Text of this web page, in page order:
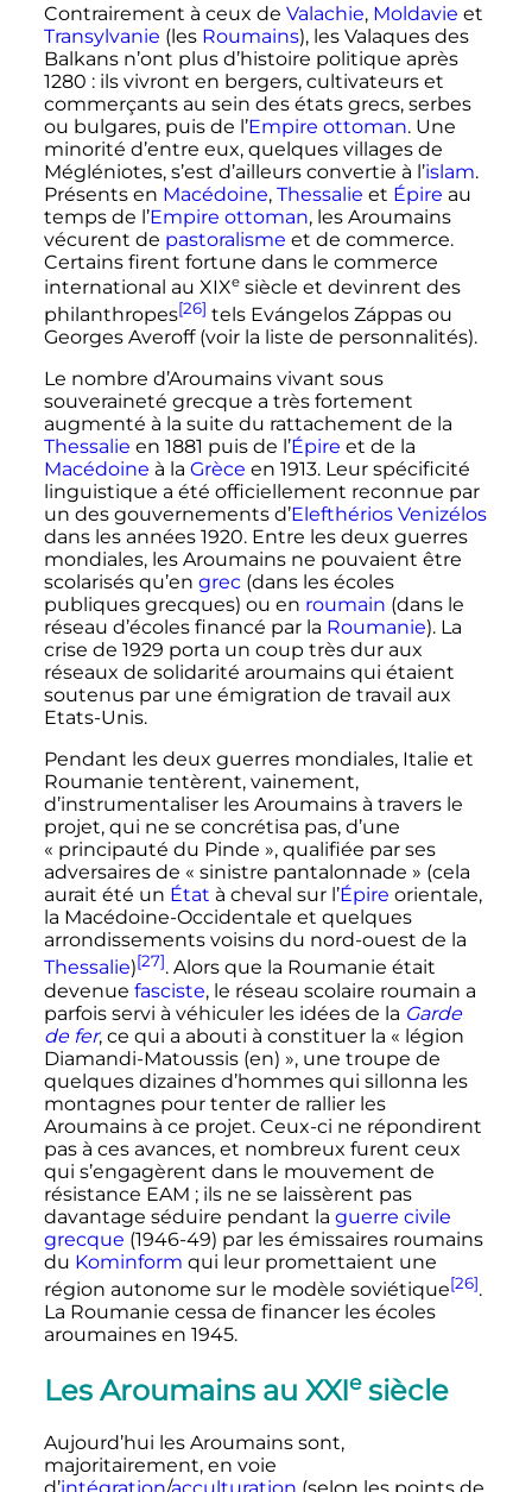
Contrairement à ceux de Valachie, Moldavie et
Transylvanie (les Roumains), les Valaques des
Balkans n’ont plus d’histoire politique après
1280 : ils vivront en bergers, cultivateurs et
commerçants au sein des états grecs, serbes
ou bulgares, puis de l’Empire ottoman. Une
minorité d’entre eux, quelques villages de
Mégléniotes, s’est d’ailleurs convertie à l’islam.
Présents en Macédoine, Thessalie et Épire au
temps de l’Empire ottoman, les Aroumains
vécurent de pastoralisme et de commerce.
Certains firent fortune dans le commerce
international au XIXe siècle et devinrent des
philanthropes[26] tels Evángelos Záppas ou
Georges Averoff (voir la liste de personnalités).
Le nombre d’Aroumains vivant sous
souveraineté grecque a très fortement
augmenté à la suite du rattachement de la
Thessalie en 1881 puis de l’Épire et de la
Macédoine à la Grèce en 1913. Leur spécificité
linguistique a été officiellement reconnue par
un des gouvernements d’Elefthérios Venizélos
dans les années 1920. Entre les deux guerres
mondiales, les Aroumains ne pouvaient être
scolarisés qu’en grec(dans les écoles
publiques grecques) ou en roumain (dans le
réseau d’écoles financé par la Roumanie). La
crise de 1929 porta un coup très dur aux
réseaux de solidarité aroumains qui étaient
soutenus par une émigration de travail aux
Etats-Unis.
Pendant les deux guerres mondiales, Italie et
Roumanie tentèrent, vainement,
d’instrumentaliser les Aroumains à travers le
projet, qui ne se concrétisa pas, d’une
« principauté du Pinde », qualifiée par ses
adversaires de « sinistre pantalonnade » (cela
aurait été un État à cheval sur l’Épire orientale,
la Macédoine-Occidentale et quelques
arrondissements voisins du nord-ouest de la
Thessalie)[27]. Alors que la Roumanie était
devenue fasciste, le réseau scolaire roumain a
parfois servi à véhiculer les idées de la Garde
de fer, ce qui a abouti à constituer la « légion
Diamandi-Matoussis (en) », une troupe de
quelques dizaines d’hommes qui sillonna les
montagnes pour tenter de rallier les
Aroumains à ce projet. Ceux-ci ne répondirent
pas à ces avances, et nombreux furent ceux
qui s’engagèrent dans le mouvement de
résistance EAM ; ils ne se laissèrent pas
davantage séduire pendant la guerre civile
grecque (1946-49) par les émissaires roumains
du Kominform qui leur promettaient une
région autonome sur le modèle soviétique[26].
La Roumanie cessa de financer les écoles
aroumaines en 1945.
Les Aroumains au XXIe siècle
Aujourd’hui les Aroumains sont,
majoritairement, en voie